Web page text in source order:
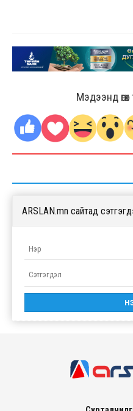
Мэдээнд
ARSLAN.mn сайтад